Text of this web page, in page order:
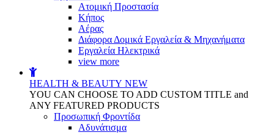
Aτομική Προστασία
Kήπος
Αέρας
Διάφορα Δομικά Εργαλεία & Μηχανήματα
Εργαλεία Ηλεκτρικά
view more
HEALTH & BEAUTY NEW
YOU CAN CHOOSE TO ADD CUSTOM TITLE and
ANY FEATURED PRODUCTS
Προσωπική Φροντίδα
Αδυνάτισμα